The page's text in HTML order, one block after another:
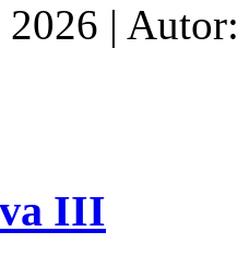
2026 |
III